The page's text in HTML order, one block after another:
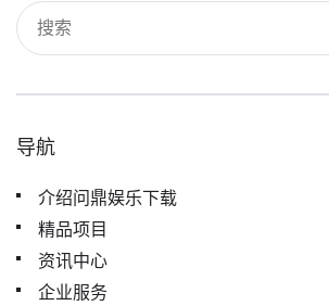
导航
介绍问鼎娱乐下载
精品项目
资讯中心
企业服务